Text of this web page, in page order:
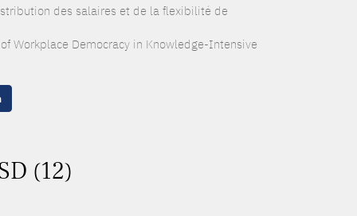
des salaires et de la flexibilité de
Workplace Democracy in Knowledge-Intensive
(12)